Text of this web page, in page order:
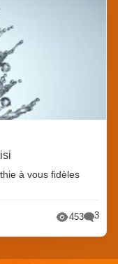
à vous fidèles
453 3